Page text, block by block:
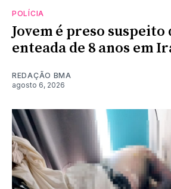
POLÍCIA
Jovem é preso
enteada de 8 anos em
REDAÇÃO BMA
agosto 6, 2026